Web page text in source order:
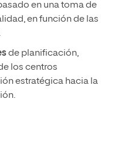
en una toma de
en función de las
de planificación,
los centros
estratégica hacia la